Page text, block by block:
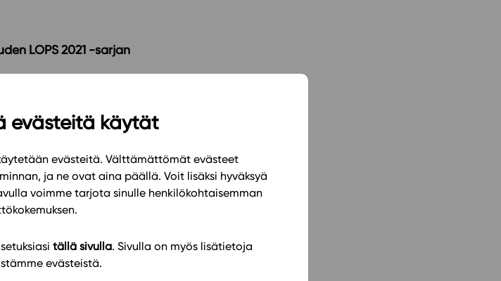
evästeitä käytät
evästeitä. Välttämättömät evästeet
ja ne ovat aina päällä. Voit lisäksi hyväksyä
voimme tarjota sinulle henkilökohtaisemman
tällä sivulla. Sivulla on myös lisätietoja
evästeistä.
LOPS 2021 -sarjan
että tuotetaan itse.
tasalla, takaavat
on suunnattu
videoita, jotka
ne lähelle nuorten
Tehtävissä on